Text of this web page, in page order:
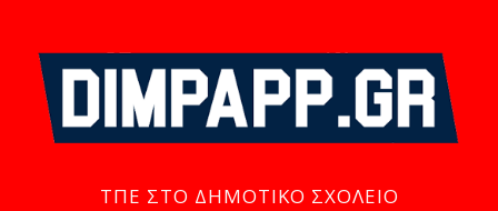
ΤΠΕ ΣΤΟ ΔΗΜΟΤΙΚΌ ΣΧΟΛΕΊΟ